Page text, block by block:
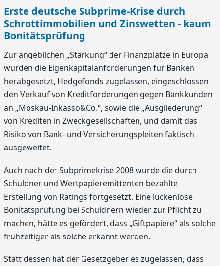
Erste deutsche Subprime-Krise durch
Schrottimmobilien und Zinswetten - kaum
Bonitätsprüfung
Zur angeblichen „Stärkung“ der Finanzplätze in Europa
wurden die Eigenkapitalanforderungen für Banken
herabgesetzt, Hedgefonds zugelassen, eingeschlossen
den Verkauf von Kreditforderungen gegen Bankkunden
an „Moskau-Inkasso&Co.“, sowie die „Ausgliederung“
von Krediten in Zweckgesellschaften, und damit das
Risiko von Bank- und Versicherungspleiten faktisch
ausgeweitet.
Auch nach der Subprimekrise 2008 wurde die durch
Schuldner und Wertpapieremittenten bezahlte
Erstellung von Ratings fortgesetzt. Eine lückenlose
Bonitätsprüfung bei Schuldnern wieder zur Pflicht zu
machen, hätte es gefördert, dass „Giftpapiere“ als solche
frühzeitiger als solche erkannt werden.
Statt dessen hat der Gesetzgeber es zugelassen, dass